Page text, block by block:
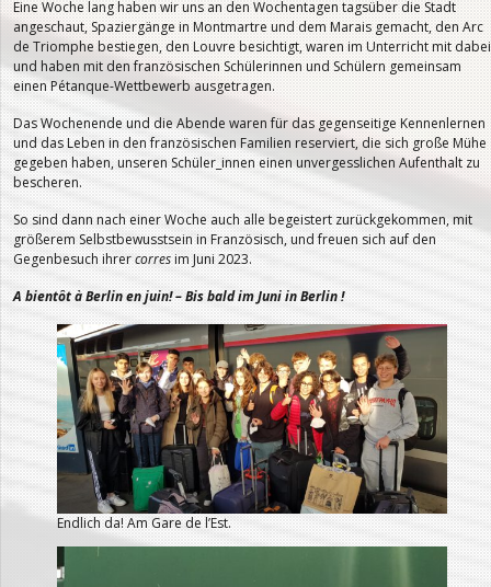
Eine Woche lang haben wir uns an den Wochentagen tagsüber die Stadt
angeschaut, Spaziergänge in Montmartre und dem Marais gemacht, den Arc
de Triomphe bestiegen, den Louvre besichtigt, waren im Unterricht mit dabei
und haben mit den französischen Schülerinnen und Schülern gemeinsam
einen Pétanque-Wettbewerb ausgetragen.
Das Wochenende und die Abende waren für das gegenseitige Kennenlernen
und das Leben in den französischen Familien reserviert, die sich große Mühe
gegeben haben, unseren Schüler_innen einen unvergesslichen Aufenthalt zu
bescheren.
So sind dann nach einer Woche auch alle begeistert zurückgekommen, mit
größerem Selbstbewusstsein in Französisch, und freuen sich auf den
Gegenbesuch ihrercorresim Juni 2023.
A bientôt à Berlin en juin! – Bis bald im Juni in Berlin !
Endlich da! Am Gare de l’Est.